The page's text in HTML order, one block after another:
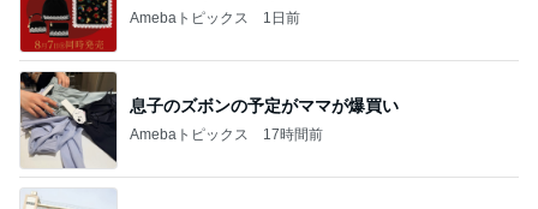
Amebaトピックス 1日前
息子のズボンの予定がママが爆買い
Amebaトピックス 17時間前